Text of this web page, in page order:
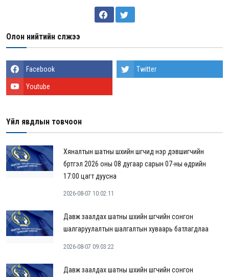
Олон нийтийн сүлжээ
Facebook Twitter
Youtube
Үйл явдлын товчоон
Хяналтын шатны шүүхийн шүүгчид нэр дэвшигчийн
бүртгэл 2026 оны 08 дугаар сарын 07-ны өдрийн
17:00 цагт дуусна
2026-08-07 10:02:11
Давж заалдах шатны шүүхийн шүүгчийн сонгон
шалгаруулалтын шалгалтын хуваарь батлагдлаа
2026-08-07 09:03:22
Давж заалдах шатны шүүхийн шүүгчийн сонгон